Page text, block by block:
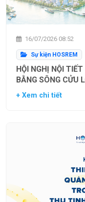
16/07/2026 08:52
Sự kiện HOSREM
HỘI NGHỊ NỘI
BẰNG SÔNG CỬU
+ Xem chi tiết